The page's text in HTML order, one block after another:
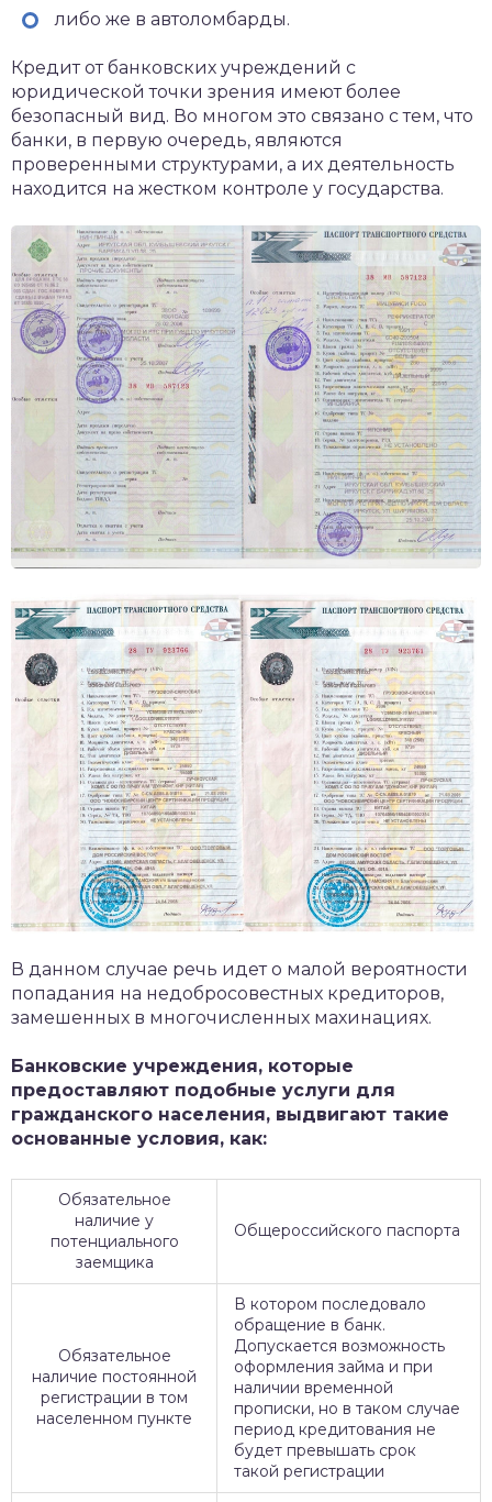
либо же в автоломбарды.
Кредит от банковских учреждений с
юридической точки зрения имеют более
безопасный вид. Во многом это связано с тем, что
банки, в первую очередь, являются
проверенными структурами, а их деятельность
находится на жестком контроле у государства.
В данном случае речь идет о малой вероятности
попадания на недобросовестных кредиторов,
замешенных в многочисленных махинациях.
Банковские учреждения, которые
предоставляют подобные услуги для
гражданского населения, выдвигают такие
основанные условия, как:
Обязательное
наличие у
потенциального
заемщика
Общероссийского паспорта
Обязательное
наличие постоянной
регистрации в том
населенном пункте
В котором последовало
обращение в банк.
Допускается возможность
оформления займа и при
наличии временной
прописки, но в таком случае
период кредитования не
будет превышать срок
такой регистрации